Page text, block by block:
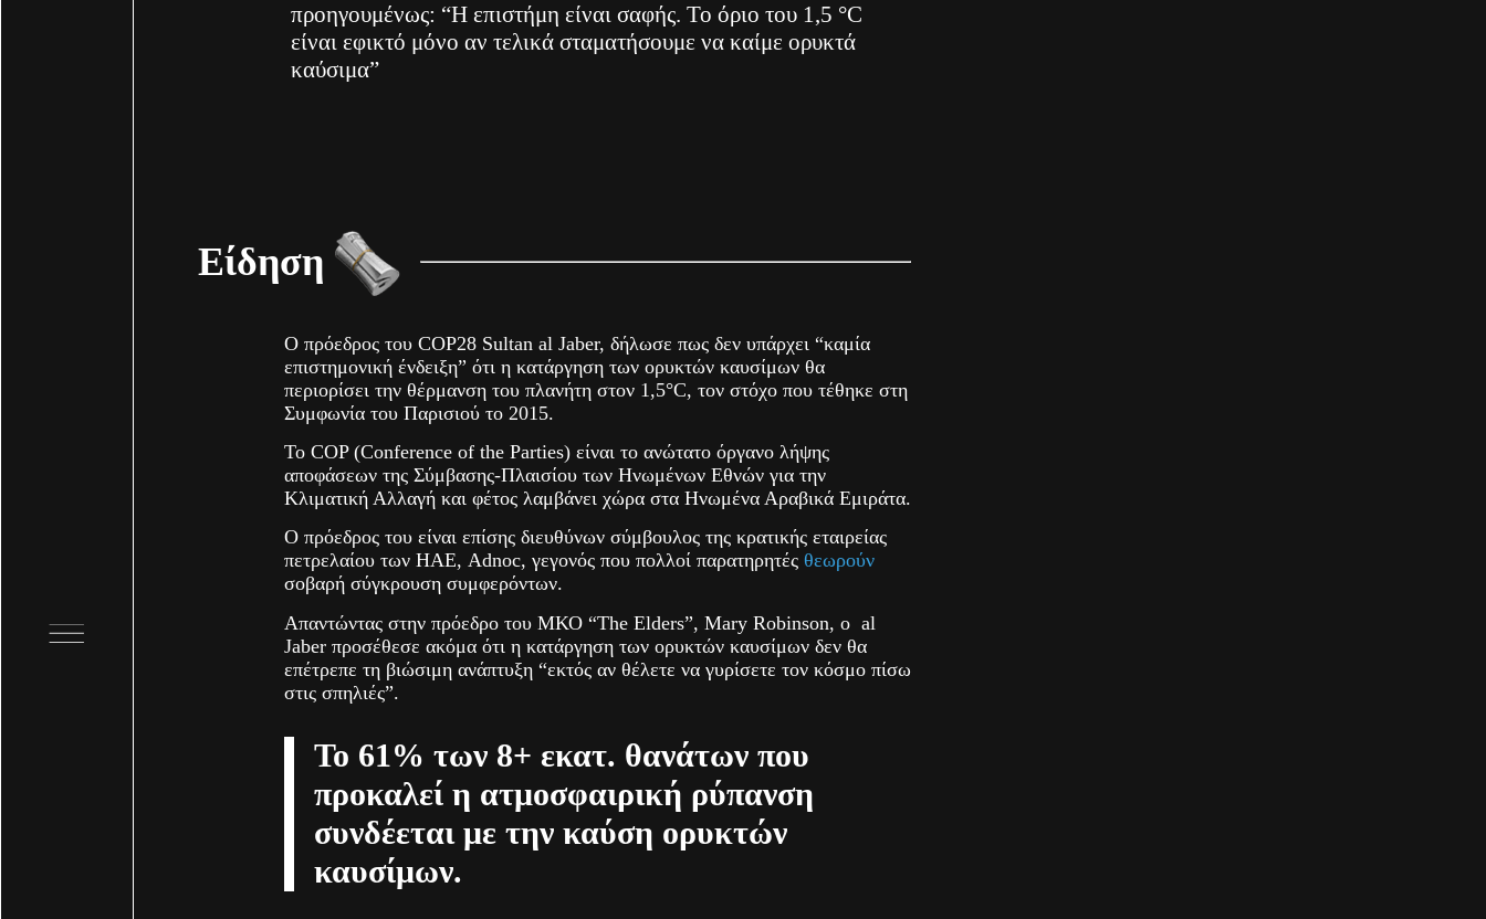
προηγουμένως: “Η επιστήμη είναι σαφής. Το όριο του 1,5 °C
είναι εφικτό μόνο αν τελικά σταματήσουμε να καίμε ορυκτά
καύσιμα”
Είδηση
Ο πρόεδρος του COP28 Sultan al Jaber, δήλωσε πως δεν υπάρχει “καμία
επιστημονική ένδειξη” ότι η κατάργηση των ορυκτών καυσίμων θα
περιορίσει την θέρμανση του πλανήτη στον 1,5°C, τον στόχο που τέθηκε στη
Συμφωνία του Παρισιού το 2015.
Το COP (Conference of the Parties) είναι το ανώτατο όργανο λήψης
αποφάσεων της Σύμβασης-Πλαισίου των Ηνωμένων Εθνών για την
Κλιματική Αλλαγή και φέτος λαμβάνει χώρα στα Ηνωμένα Αραβικά Εμιράτα.
Ο πρόεδρος του είναι επίσης διευθύνων σύμβουλος της κρατικής εταιρείας
πετρελαίου των ΗΑΕ, Adnoc, γεγονός που πολλοί παρατηρητέςθεωρούν
σοβαρή σύγκρουση συμφερόντων.
Απαντώντας στην πρόεδρο του ΜΚΟ “The Elders”, Mary Robinson, ο al
Jaber προσέθεσε ακόμα ότι η κατάργηση των ορυκτών καυσίμων δεν θα
επέτρεπε τη βιώσιμη ανάπτυξη “εκτός αν θέλετε να γυρίσετε τον κόσμο πίσω
στις σπηλιές”.
Το 61% των 8+ εκατ. θανάτων που
προκαλεί η ατμοσφαιρική ρύπανση
συνδέεται με την καύση ορυκτών
καυσίμων.